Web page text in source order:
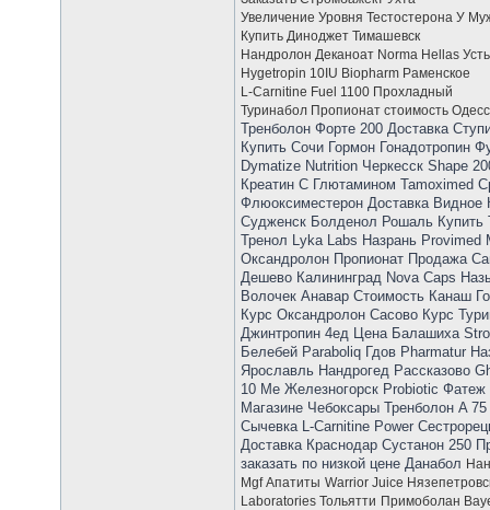
Увеличение Уровня Тестостерона У
Купить Диноджет Тимашевск
Нандролон Деканоат Norma Hellas
Hygetropin 10IU Biopharm Раменское
L-Carnitine Fuel 1100 Прохладный
Туринабол Пропионат стоимость
Тренболон Форте 200 Доставка
Купить Сочи Гормон Гонадотропин
Dymatize Nutrition Черкесск Shape
Креатин С Глютамином Tamoximed
Флюоксиместерон Доставка Видное
Судженск Болденол Рошаль Купить
Тренол Lyka Labs Назрань Provimed
Оксандролон Пропионат Продажа
Дешево Калининград Nova Caps
Волочек Анавар Стоимость Канаш
Курс Оксандролон Сасово Курс
Джинтропин 4ед Цена Балашиха
Белебей Paraboliq Гдов Pharmatur
Ярославль Нандрогед Рассказово
10 Me Железногорск Probiotic
Магазине Чебоксары Тренболон A
Сычевка L-Carnitine Power
Доставка Краснодар Сустанон 250
заказать по низкой цене Данабол
Mgf Апатиты Warrior Juice
Laboratories Тольятти Примоболан